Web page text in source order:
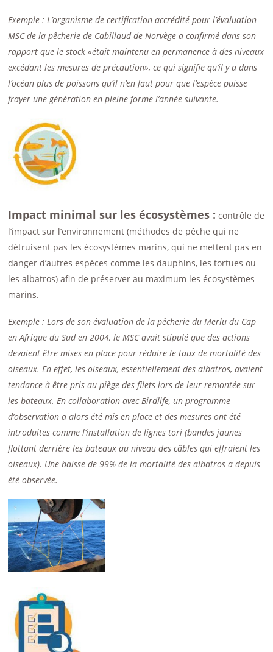
Exemple : L’organisme de certification accrédité pour l’évaluation
MSC de la pêcherie de Cabillaud de Norvège a confirmé dans son
rapport que le stock «était maintenu en permanence à des niveaux
excédant les mesures de précaution», ce qui signifie qu’il y a dans
l’océan plus de poissons qu’il n’en faut pour que l’espèce puisse
frayer une génération en pleine forme l’année suivante.
Impact minimal sur les écosystèmes : contrôle de
l’impact sur l’environnement (méthodes de pêche qui ne
détruisent pas les écosystèmes marins, qui ne mettent pas en
danger d’autres espèces comme les dauphins, les tortues ou
les albatros) afin de préserver au maximum les écosystèmes
marins.
Exemple : Lors de son évaluation de la pêcherie du Merlu du Cap
en Afrique du Sud en 2004, le MSC avait stipulé que des actions
devaient être mises en place pour réduire le taux de mortalité des
oiseaux. En effet, les oiseaux, essentiellement des albatros, avaient
tendance à être pris au piège des filets lors de leur remontée sur
les bateaux. En collaboration avec Birdlife, un programme
d’observation a alors été mis en place et des mesures ont été
introduites comme l’installation de lignes tori (bandes jaunes
flottant derrière les bateaux au niveau des câbles qui effraient les
oiseaux). Une baisse de 99% de la mortalité des albatros a depuis
été observée.